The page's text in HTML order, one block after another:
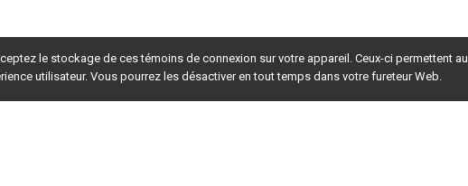
le stockage de ces témoins de connexion sur votre appareil. Ceux-ci permettent au
utilisateur. Vous pourrez les désactiver en tout temps dans votre fureteur Web.